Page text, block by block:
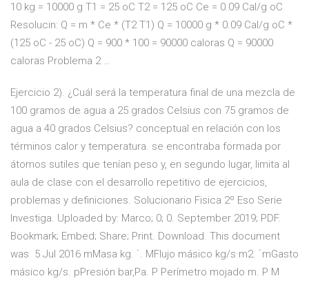
10 kg = 10000 g T1 = 25 oC T2 = 125 oC Ce = 0.09 Cal/g oC
Resolucin: Q = m * Ce * (T2 T1) Q = 10000 g * 0.09 Cal/g oC *
(125 oC - 25 oC) Q = 900 * 100 = 90000 caloras Q = 90000
caloras Problema 2 …
Ejercicio 2). ¿Cuál será la temperatura final de una mezcla de
100 gramos de agua a 25 grados Celsius con 75 gramos de
agua a 40 grados Celsius? conceptual en relación con los
términos calor y temperatura. se encontraba formada por
átomos sutiles que tenían peso y, en segundo lugar, limita al
aula de clase con el desarrollo repetitivo de ejercicios,
problemas y definiciones. Solucionario Fisica 2º Eso Serie
Investiga. Uploaded by: Marco; 0; 0. September 2019; PDF.
Bookmark; Embed; Share; Print. Download. This document
was 5 Jul 2016 mMasa kg. ˙. MFlujo másico kg/s·m2. ˙mGasto
másico kg/s. pPresión bar,Pa. P Perímetro mojado m. P M